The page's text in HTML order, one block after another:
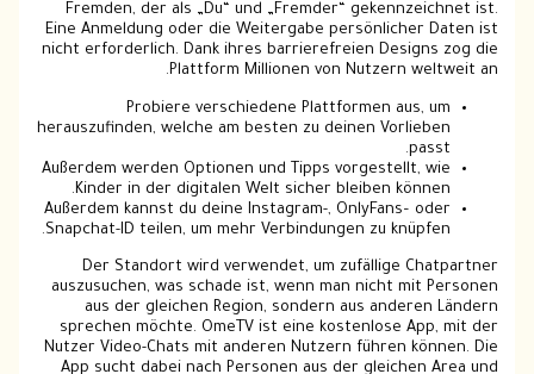
Fremden, der als „Du“ und „Fremder“ gekennzeichnet ist.
Eine Anmeldung oder die Weitergabe persönlicher Daten ist
nicht erforderlich. Dank ihres barrierefreien Designs zog die
Plattform Millionen von Nutzern weltweit an.
Probiere verschiedene Plattformen aus, um
herauszufinden, welche am besten zu deinen Vorlieben
passt.
Außerdem werden Optionen und Tipps vorgestellt, wie
Kinder in der digitalen Welt sicher bleiben können.
Außerdem kannst du deine Instagram-, OnlyFans– oder
Snapchat-ID teilen, um mehr Verbindungen zu knüpfen.
Der Standort wird verwendet, um zufällige Chatpartner
auszusuchen, was schade ist, wenn man nicht mit Personen
aus der gleichen Region, sondern aus anderen Ländern
sprechen möchte. OmeTV ist eine kostenlose App, mit der
Nutzer Video-Chats mit anderen Nutzern führen können. Die
App sucht dabei nach Personen aus der gleichen Area und